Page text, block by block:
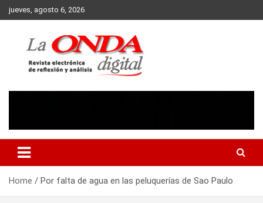
Skip
to
jueves, agosto 6, 2026
Home Por falta de agua en las peluquerías de Sao Paulo